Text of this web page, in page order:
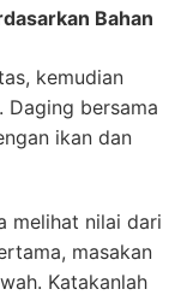
Bahan
kemudian
Daging bersama
ikan dan
melihat nilai dari
masakan
Katakanlah